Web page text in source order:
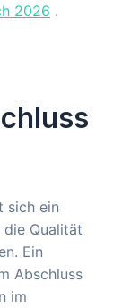
2026 .
sich ein
Qualität
Ein
Abschluss
im